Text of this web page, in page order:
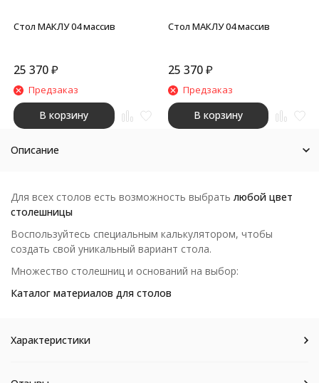
Стол МАКЛУ 04 массив
25 370₽
Предзаказ
В корзину
Стол МАКЛУ 04 массив
25 370 ₽
Предзаказ
В корзину
Описание
Для всех столов есть возможность выбрать любой цвет
столешницы
Воспользуйтесь специальным калькулятором, чтобы
создать свой уникальный вариант стола.
Множество столешниц и оснований на выбор:
Каталог материалов для столов
Характеристики